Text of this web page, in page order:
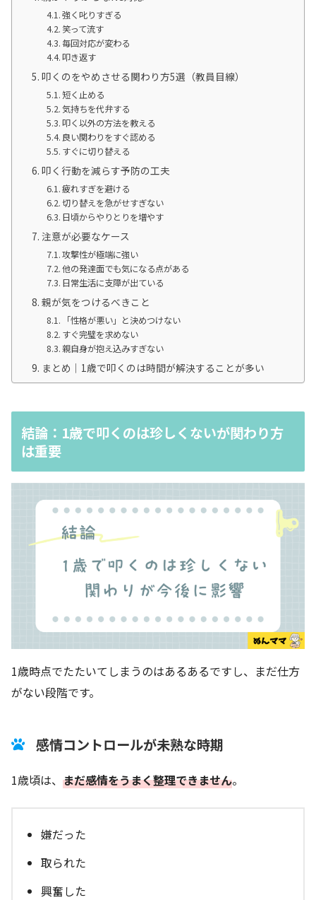
強く叱りすぎる
笑って流す
毎回対応が変わる
叩き返す
叩くのをやめさせる関わり方5選（教員目線）
短く止める
気持ちを代弁する
叩く以外の方法を教える
良い関わりをすぐ認める
すぐに切り替える
叩く行動を減らす予防の工夫
疲れすぎを避ける
切り替えを急がせすぎない
日頃からやりとりを増やす
注意が必要なケース
攻撃性が極端に強い
他の発達面でも気になる点がある
日常生活に支障が出ている
親が気をつけるべきこと
「性格が悪い」と決めつけない
すぐ完璧を求めない
親自身が抱え込みすぎない
まとめ｜1歳で叩くのは時間が解決することが多い
結論：1歳で叩くのは珍しくないが関わり方
は重要
1歳時点でたたいてしまうのはあるあるですし、まだ仕方
がない段階です。
感情コントロールが未熟な時期
1歳頃は、 まだ感情をうまく整理できません。
嫌だった
取られた
興奮した